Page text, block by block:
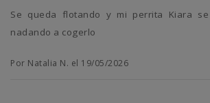
Se queda flotando y mi perrita Kiara se entretiene mucho
nadando a cogerlo
Por Natalia N. el 19/05/2026